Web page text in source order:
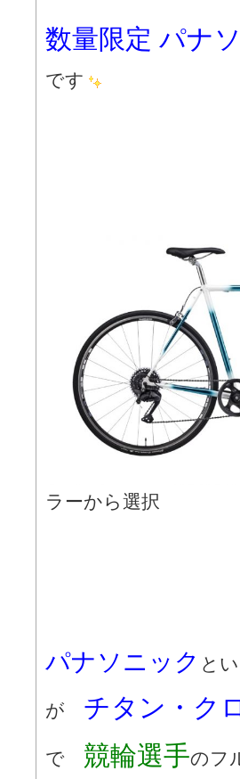
数量限定 パナ
です
ラーから選択
パナソニック と
が チタン・
で 競輪選手のフ